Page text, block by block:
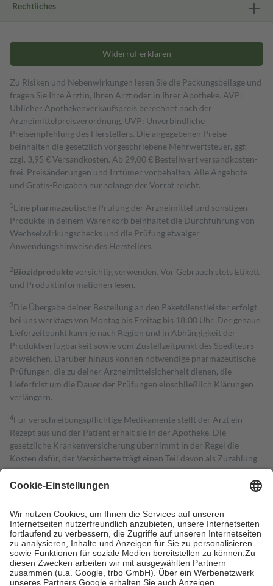
Rechtliches
Widerruf erklären
Zu Risiken und Nebenwirkungen lesen Sie die Packungsbeilage und
fragen Sie Ihre Ärztin, Ihren Arzt oder in Ihrer Apotheke. AVP:
Üblicher Apothekenverkaufspreis berechnet nach der
Arzneimittelpreisverordnung. UVP: Unverbindliche
Preisempfehlung des Herstellers. Die angegebenen Preise
beinhalten die gesetzlich vorgeschriebene Mehrwertsteuer, ggf.
zzgl. 3,95 € Versandkosten. Ab 29,00 € Bestell­wert versand­kosten­
frei. Preisänderungen und Irrtümer vorbehalten. Alle Angebote
und Gratis-Beigaben nur solange der Vorrat reicht.
1 Eine pharmazeutische Prüfung der Arzneimittel und sonstigen
Produkte in deinem Warenkorb beinhaltet die Durchführung von
Wechselwirkungschecks und die Prüfung etwaiger
Anwendungshinweise des Herstellers.
2Biozidproduktevorsichtig verwenden. Vor Gebrauch stets Etikett
und Produktinformationen lesen.
3Die Übergabe deiner Bestellung an den Paketdienstleister erfolgt
bei uns werktags von Montag bis Freitag bis 18:00 Uhr. Der genaue
Lieferzeitpunkt kann je nach Region und in Abhängigkeit der
Produktverfügbarkeit sowie vom Zustellzeitpunkt des Spediteurs
abweichen. Darüber hinaus können notwendige pharmazeutische
Prüfungen, die zu deiner Arzneimittelsicherheit dienen, die
Lieferfrist um die Dauer der Prüfungen einschließlich Klärungen
verlängern.
4Für verschreibungspflichtige Medikamente stellt der Arzt ein
Rezept aus und der Patient erhält sie in der Apotheke. Die
gesetzliche Krankenversicherung übernimmt in der Regel die
Kosten dafür, der Versicherte trägt einen Teil davon als Zuzahlung
mit.
Grundsätzlich leisten Mitglieder Zuzahlungen in Höhe von zehn
höchstens zehn Euro.
Es sind jedoch nie mehr als die tatsächlichen
Kosten der Leistung zu entrichten.
Diese Regeln gelten grundsätzlich auch für Online-Apotheken.
Bei Heilmitteln und häuslicher Krankenpflege beträgt die
Zuzahlung zehn Prozent der Kosten sowie zehn Euro je
Verordnung.